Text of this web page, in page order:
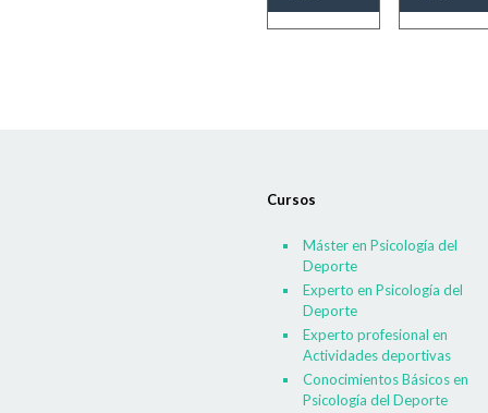
Cursos
Máster en Psicología del
Deporte
Experto en Psicología del
Deporte
Experto profesional en
Actividades deportivas
Conocimientos Básicos en
Psicología del Deporte